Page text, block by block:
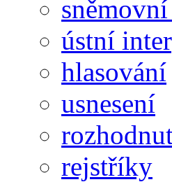
ústní
hlasování
usnesení
rejstříky